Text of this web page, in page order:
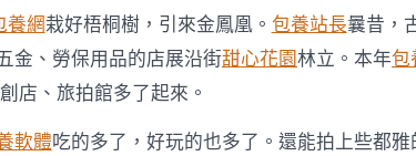
養網栽好梧桐樹，引來金鳳凰。 包養站長曩昔，
金、勞保用品的店展沿街甜心花園林立。本年包
店、旅拍館多了起來。
軟體吃的多了，好玩的也多了。還能拍上些都